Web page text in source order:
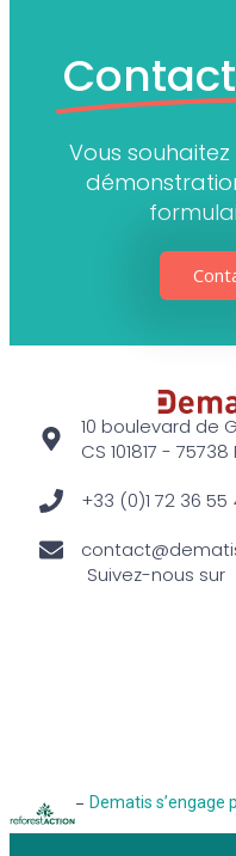
Vous
10 boulevard de
CS 101817 -
+33 (0)1 72 36 55
Suivez-nous sur
– Dematis s’engage